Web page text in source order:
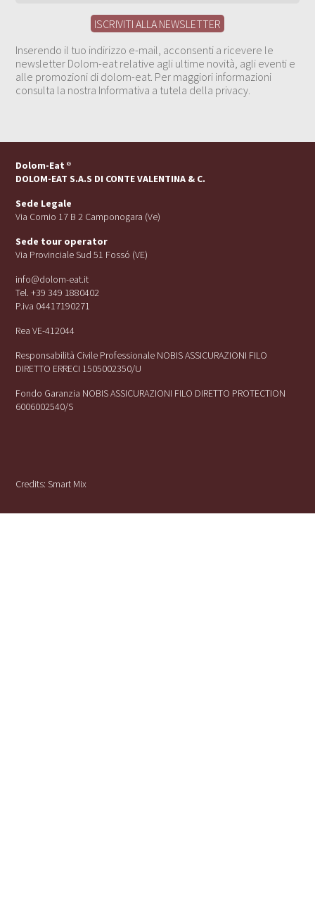
Inserendo il tuo indirizzo e-mail, acconsenti a ricevere le
newsletter Dolom-eat relative agli ultime novità, agli eventi e
alle promozioni di dolom-eat. Per maggiori informazioni
consulta la nostra Informativa a tutela della privacy.
Dolom-Eat ®
DOLOM-EAT S.A.S DI CONTE VALENTINA & C.
Sede Legale
Via Cornio 17 B 2 Camponogara (Ve)
Sede tour operator
Via Provinciale Sud 51 Fossó (VE)
info@dolom-eat.it
Tel. +39 349 1880402
P.iva 04417190271
Rea VE-412044
Responsabilità Civile Professionale NOBIS ASSICURAZIONI FILO
DIRETTO ERRECI 1505002350/U
Fondo Garanzia NOBIS ASSICURAZIONI FILO DIRETTO PROTECTION
6006002540/S
Credits:Smart Mix